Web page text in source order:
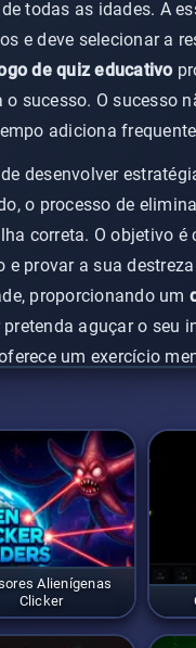
todas as idades. A
e deve selecionar a
de quiz educativo
sucesso. O sucesso
adiciona
desenvolver
o processo de
correta. O objetivo
provar a sua
proporcionando um
pretenda aguçar o seu
um exercício
Alienígenas
Clicker